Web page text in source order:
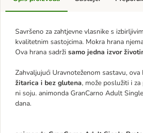
Savršeno za zahtjevne vlasnike s
kvalitetnim sastojcima. Mokra hrana
Ova hrana sadrži samo jedna izvor
Zahvaljujući Uravnoteženom sastavu,
žitarica i bez glutena, može poslužiti i
ni soju. animonda GranCarno Adult
dana.